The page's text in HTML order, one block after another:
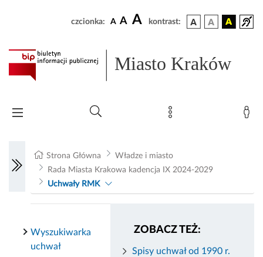
czcionka: A A A kontrast:
Miasto Kraków
Strona Główna
Władze i miasto
Rada Miasta Krakowa kadencja IX 2024-2029
Uchwały RMK
ZOBACZ TEŻ:
Spisy uchwał od 1990 r.
Wyszukiwarka
uchwał